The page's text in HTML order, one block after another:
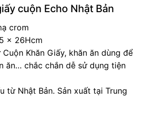
cuộn Echo Nhật Bản
crom
x 26Hcm
Khăn Giấy, khăn ăn dùng để
ăn… chắc chắn dễ sử dụng tiện
từ Nhật Bản. Sản xuất tại Trung